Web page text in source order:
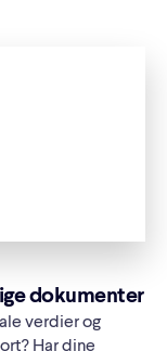
dokumenter
verdier og
Har dine